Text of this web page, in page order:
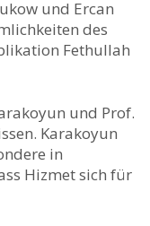
und Ercan
des
Fethullah
und Prof.
Karakoyun
in
Hizmet sich für